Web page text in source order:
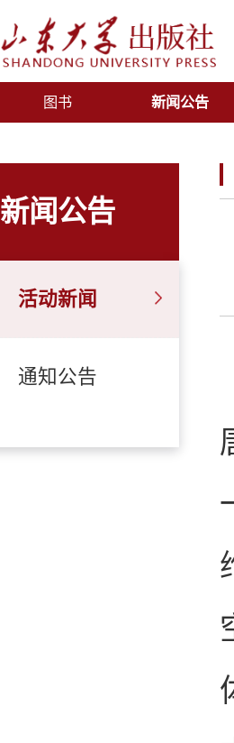
图书 新闻公告
新闻公告
活动新闻
通知公告